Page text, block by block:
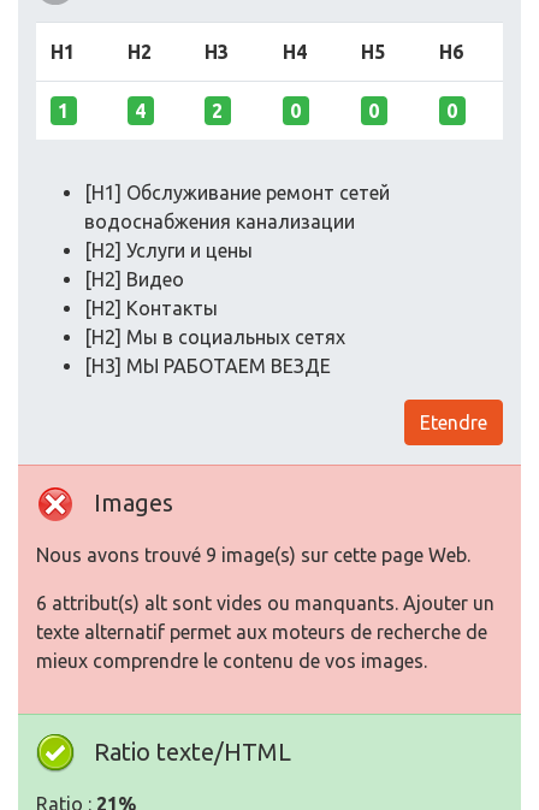
H1 H2 H3 H4 H5 H6
1 4 2 0 0 0
[H1] Обслуживание ремонт сетей
водоснабжения канализации
[H2] Услуги и цены
[H2] Видео
[H2] Контакты
[H2] Мы в социальных сетях
[H3] МЫ РАБОТАЕМ ВЕЗДЕ
Etendre
Images
Nous avons trouvé 9 image(s) sur cette page Web.
6 attribut(s) alt sont vides ou manquants. Ajouter un
texte alternatif permet aux moteurs de recherche de
mieux comprendre le contenu de vos images.
Ratio texte/HTML
Ratio : 21%